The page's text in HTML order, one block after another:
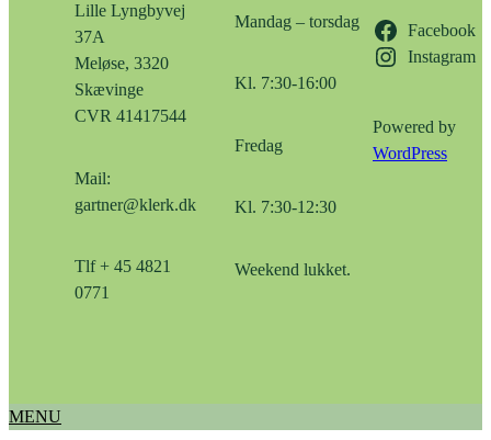
Lille Lyngbyvej
37A
Meløse, 3320
Skævinge
CVR 41417544
Mail:
gartner@klerk.dk
Tlf + 45 4821
0771
Mandag – torsdag
Kl. 7:30-16:00
Fredag
Kl. 7:30-12:30
Weekend lukket.
Facebook
Instagram
Powered by
WordPress
MENU